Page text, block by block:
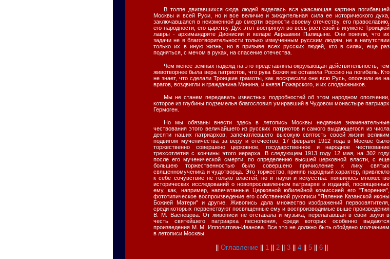
В толпе двигавшихся сюда людей виделась вся ужасающая картина погибавшей
Москвы и всей Руси, но и все величие и зиждительная сила ее исторического духа,
заключавшаяся в неизменной до смерти верности своему отечеству, его православию,
его народности, его царству. Дух этот воспрянул во весь рост свой в игумене Троицкой
лавры - архимандрите Дионисии и келаре Авраамии Палицыне. Они поняли, что их
задачи не в благотворительности только измученным русским людям, не в напутствии
только их в иную жизнь, но в призыве всех русских людей, кто в силах, еще раз
подняться, с мечом в руках, на спасение отечества.
Чем менее земных надежд на это представляла окружающая действительность, тем
животворнее была вера патриотов, что рука Божия не оставила Россию на погибель. Кто
не знает, что сделали Троицкие грамоты, как воскресили они всю Русь, ополчили ее на
врагов, воздвигли и гражданина Минина, и князя Пожарского, и их сподвижников.
Мы не станем передавать известных подробностей об этом народном ополчении,
которое из глубины подземелья благословил умиравший в Чудовом монастыре патриарх
Гермоген.
Но мы обязаны внести здесь в летопись Москвы недавние знаменательные
чествования этого величайшего из русских патриотов и самого выдающегося из числа
десяти наших патриархов, запечатлевшего высокую святость своей жизни великим
подвигом мученичества за веру и отечество. 17 февраля 1912 года в Москве было
торжественно совершено церковное, государственное и народное чествование
трехсотлетия с кончины этого иерарха. В следующем 1913 году 12 мая, на 302 году
после его мученической смерти, по определению высшей церковной власти, с еще
большею торжественностью было совершено причисление к лику святых
священномученика и чудотворца. Это торжество, приняв народный характер, привлекло
к себе сочувствие не только властей, но и науки и искусства: появилось множество
исторических исследований о новопрославленном патриархе и изданий, посвященных
ему, как, например, напечатанные Церковной юбилейной комиссией его "Творения",
фототипическое воспроизведение его собственной рукописи "Явление Казанской иконы
Божией Матери" и другие. Живопись дала множество изображений первосвятителя,
среди которых первенствуют посвященные ему и воспроизводимые выше произведения
В. М. Васнецова. От живописи не отставала и музыка, перелагавшая в свои звуки в
честь святейшего патриарха песнопения, среди которых особенно выдаются
произведения М. М. Ипполитова-Иванова. Все это не должно быть обойдено молчанием
в летописи Москвы.
|| Оглавление|| 1 || 2|| 3|| 4|| 5|| 6||